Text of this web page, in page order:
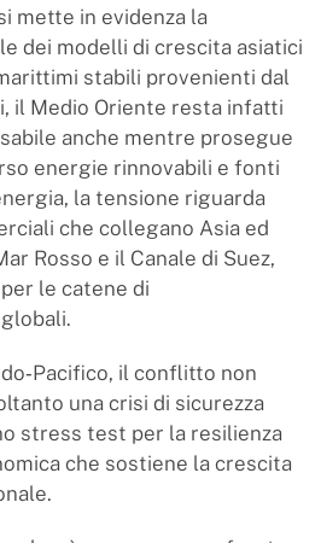
mette in evidenza la
dei modelli di crescita asiatici
stabili provenienti dal
il Medio Oriente resta infatti
anche mentre prosegue
energie rinnovabili e fonti
la tensione riguarda
che collegano Asia ed
Rosso e il Canale di Suez,
le catene di
il conflitto non
una crisi di sicurezza
stress test per la resilienza
che sostiene la crescita